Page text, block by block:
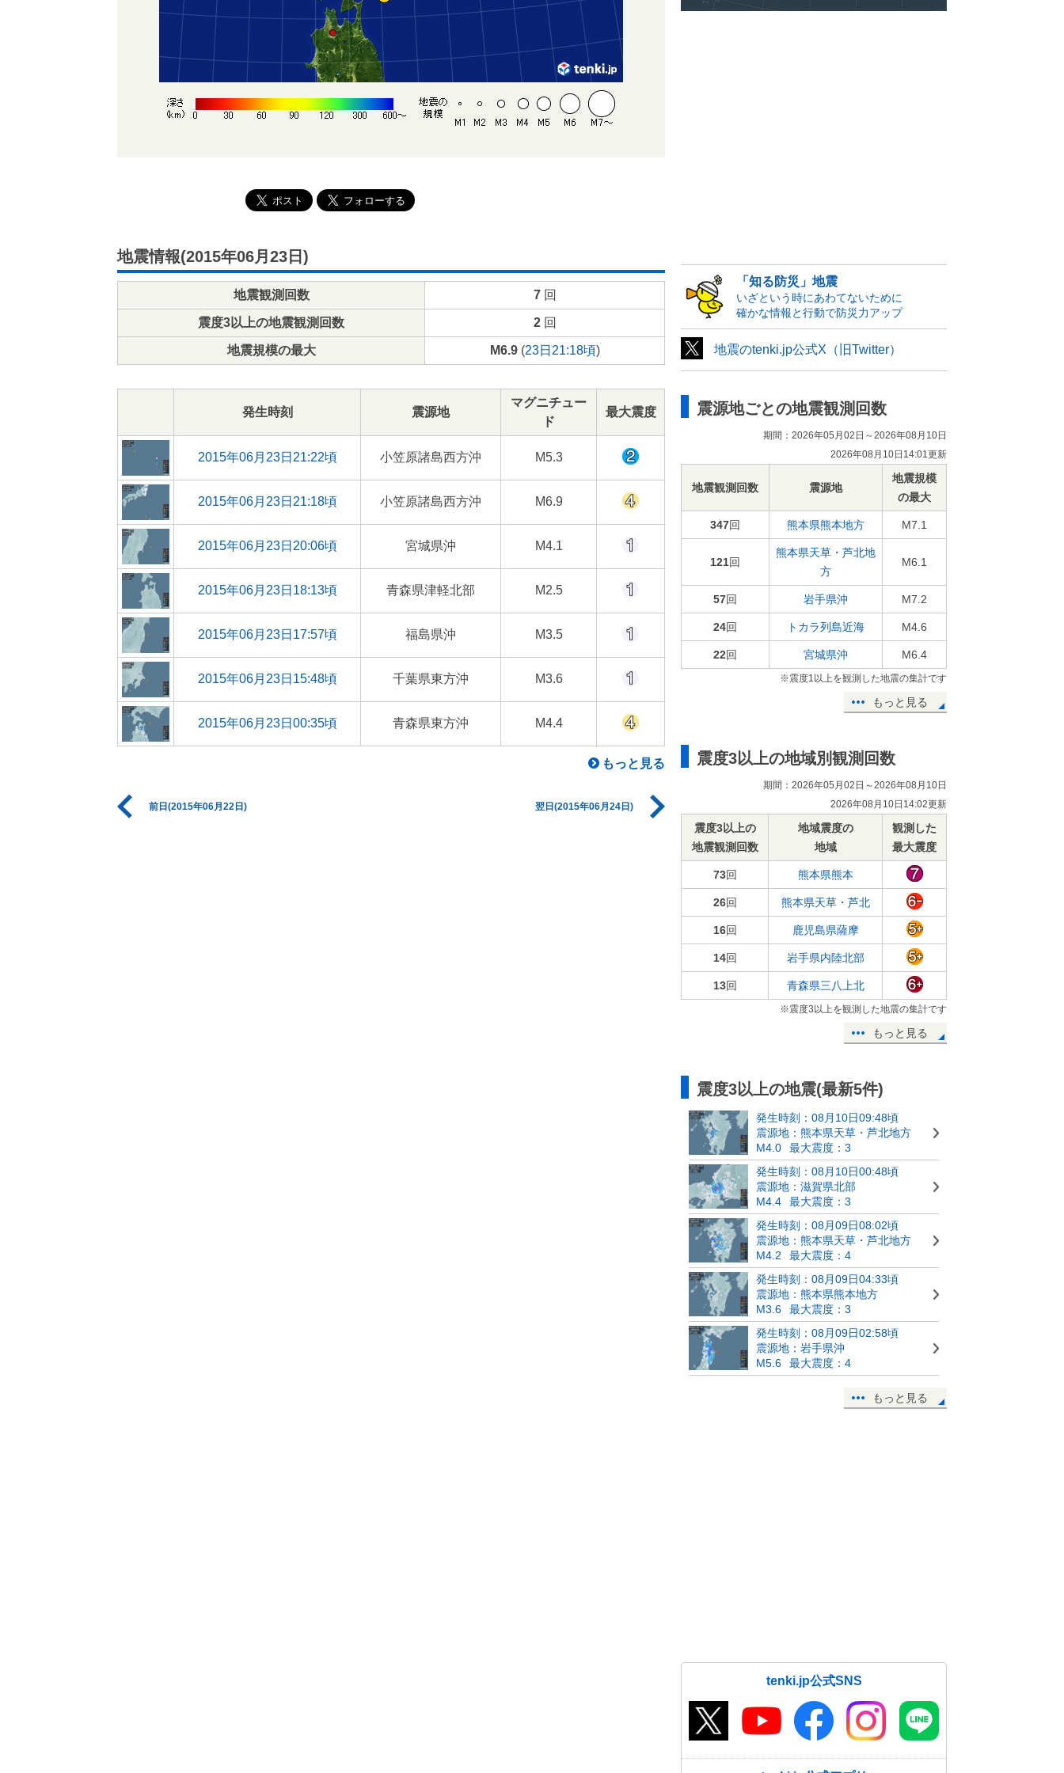
地震情報(2015年06月23日)
地震観測回数 7回
震度3以上の地震観測回数 2回
地震規模の最大 M6.9(23日21:18頃)
発生時刻 震源地
マグニチュー
ド
最大震度
2015年06月23日21:22頃 小笠原諸島西方沖 M5.3
2015年06月23日21:18頃 小笠原諸島西方沖 M6.9
2015年06月23日20:06頃 宮城県沖 M4.1
2015年06月23日18:13頃 青森県津軽北部 M2.5
2015年06月23日17:57頃 福島県沖 M3.5
2015年06月23日15:48頃 千葉県東方沖 M3.6
2015年06月23日00:35頃 青森県東方沖 M4.4
もっと見る
前日(2015年06月22日) 翌日(2015年06月24日)
「知る防災」地震
いざという時にあわてないために
確かな情報と行動で防災力アップ
地震のtenki.jp公式X（旧Twitter）
震源地ごとの地震観測回数
期間：2026年05月02日～2026年08月10日
2026年08月10日14:01更新
地震観測回数 震源地
地震規模
の最大
347回 熊本県熊本地方 M7.1
121回
熊本県天草・芦北地
方
M6.1
57回 岩手県沖 M7.2
24回 トカラ列島近海 M4.6
22回 宮城県沖 M6.4
※震度1以上を観測した地震の集計です
もっと見る
震度3以上の地域別観測回数
期間：2026年05月02日～2026年08月10日
2026年08月10日14:02更新
震度3以上の
地震観測回数
地域震度の
地域
観測した
最大震度
73回 熊本県熊本
26回 熊本県天草・芦北
16回 鹿児島県薩摩
14回 岩手県内陸北部
13回 青森県三八上北
※震度3以上を観測した地震の集計です
もっと見る
震度3以上の地震(最新5件)
発生時刻：08月10日09:48頃
震源地：熊本県天草・芦北地方
M4.0
最大震度：3
発生時刻：08月10日00:48頃
震源地：滋賀県北部
M4.4
最大震度：3
発生時刻：08月09日08:02頃
震源地：熊本県天草・芦北地方
M4.2
最大震度：4
発生時刻：08月09日04:33頃
震源地：熊本県熊本地方
M3.6
最大震度：3
発生時刻：08月09日02:58頃
震源地：岩手県沖
M5.6
最大震度：4
もっと見る
tenki.jp公式SNS